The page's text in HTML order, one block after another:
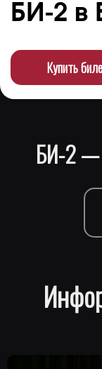
БИ-2 в
Купить
БИ-2 —